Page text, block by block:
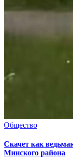
Общество
Скачет как
Минского района